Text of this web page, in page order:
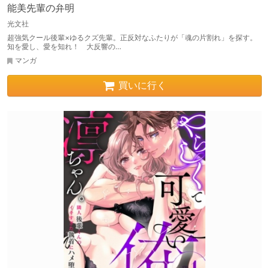
能美先輩の弁明
光文社
超強気クール後輩×ゆるクズ先輩。正反対なふたりが「魂の片割れ」を探す。
知を愛し、愛を知れ！ 大反響の…
マンガ
買いに行く